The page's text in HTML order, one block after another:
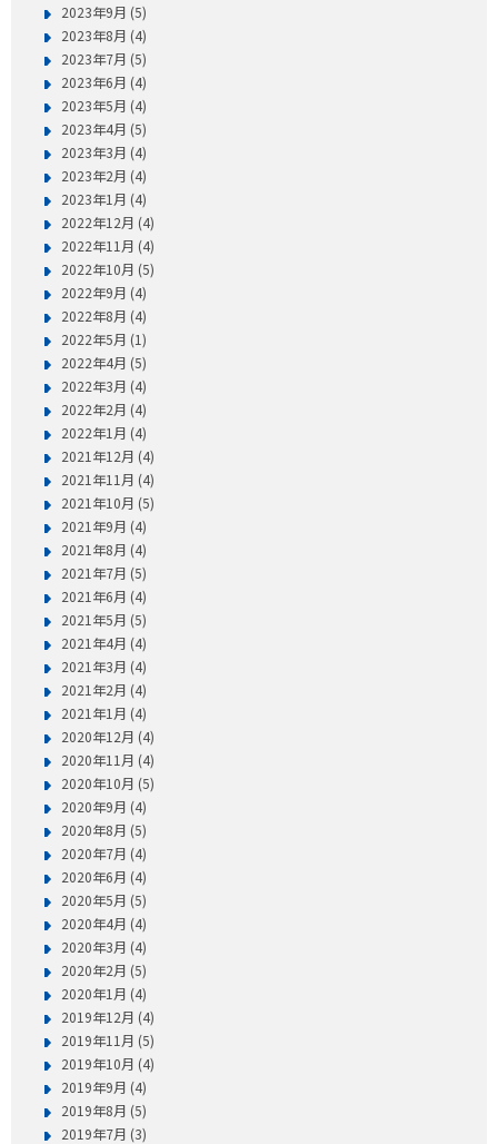
2023年9月 (5)
2023年8月 (4)
2023年7月 (5)
2023年6月 (4)
2023年5月 (4)
2023年4月 (5)
2023年3月 (4)
2023年2月 (4)
2023年1月 (4)
2022年12月 (4)
2022年11月 (4)
2022年10月 (5)
2022年9月 (4)
2022年8月 (4)
2022年5月 (1)
2022年4月 (5)
2022年3月 (4)
2022年2月 (4)
2022年1月 (4)
2021年12月 (4)
2021年11月 (4)
2021年10月 (5)
2021年9月 (4)
2021年8月 (4)
2021年7月 (5)
2021年6月 (4)
2021年5月 (5)
2021年4月 (4)
2021年3月 (4)
2021年2月 (4)
2021年1月 (4)
2020年12月 (4)
2020年11月 (4)
2020年10月 (5)
2020年9月 (4)
2020年8月 (5)
2020年7月 (4)
2020年6月 (4)
2020年5月 (5)
2020年4月 (4)
2020年3月 (4)
2020年2月 (5)
2020年1月 (4)
2019年12月 (4)
2019年11月 (5)
2019年10月 (4)
2019年9月 (4)
2019年8月 (5)
2019年7月 (3)